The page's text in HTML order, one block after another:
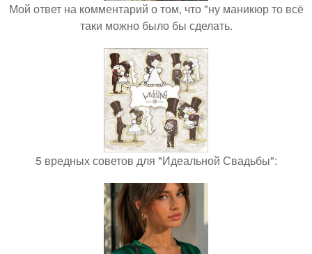
Мой ответ на комментарий о том, что "ну маникюр то всё
таки можно было бы сделать.
5 вредных советов для "Идеальной Свадьбы":